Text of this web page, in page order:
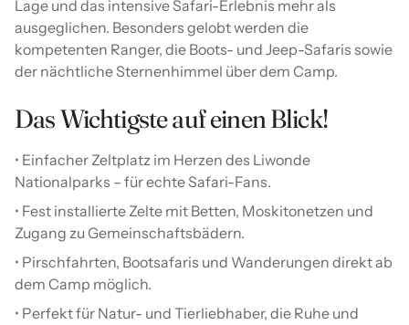
Lage und das intensive Safari-Erlebnis mehr als
ausgeglichen. Besonders gelobt werden die
kompetenten Ranger, die Boots- und Jeep-Safaris sowie
der nächtliche Sternenhimmel über dem Camp.
Das Wichtigste auf einen Blick!
• Einfacher Zeltplatz im Herzen des Liwonde
Nationalparks – für echte Safari-Fans.
• Fest installierte Zelte mit Betten, Moskitonetzen und
Zugang zu Gemeinschaftsbädern.
• Pirschfahrten, Bootsafaris und Wanderungen direkt ab
dem Camp möglich.
• Perfekt für Natur- und Tierliebhaber, die Ruhe und